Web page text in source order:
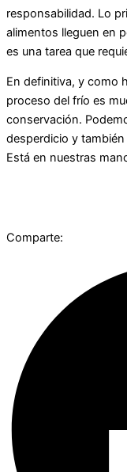
responsabilidad. Lo
alimentos lleguen en
es una tarea que
En definitiva, y como
proceso del frío es
conservación.
desperdicio y
Está en nuestras
Comparte: